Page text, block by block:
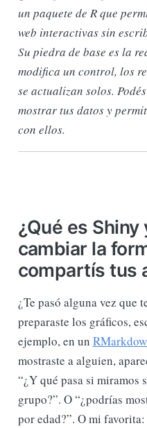
un paquete de R que
web interactivas sin
Su piedra de base es la
modifica un control, los
se actualizan solos.
mostrar tus datos y
con ellos.
¿Qué es
cambiar la
compartís tus
¿Te pasó alguna vez que
preparaste los gráficos,
ejemplo, en un
mostraste a alguien,
“¿Y qué pasa si miramos
grupo?”. O “¿podrías
por edad?”. O mi